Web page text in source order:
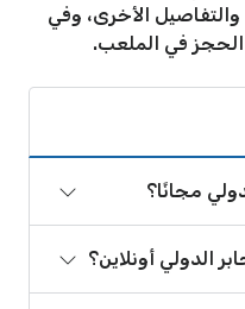
الأخرى، وفي
الحجز في الملعب.
مجانًا؟
الدولي أونلاين؟